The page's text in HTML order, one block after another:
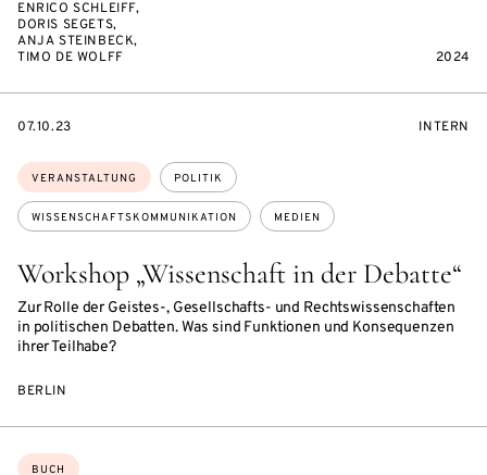
ENRICO SCHLEIFF,
DORIS SEGETS,
ANJA STEINBECK,
TIMO DE WOLFF
2024
Workshop „Wissenschaft in der Debatte“
Zur Rolle der Geistes-, Gesellschafts- und Rechtswissenschaften
in politischen Debatten. Was sind Funktionen und Konsequenzen
ihrer Teilhabe?
Themen:
VERANSTALTUNG POLITIK
WISSENSCHAFTSKOMMUNIKATION MEDIEN
EVENTBEGINSON
07.10.23 INTERN
BERLIN
Themen:
BUCH